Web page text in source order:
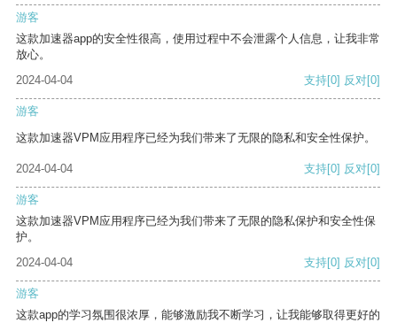
游客
这款加速器app的安全性很高，使用过程中不会泄露个人信息，让我非常
放心。
2024-04-04
支持[0] 反对[0]
游客
这款加速器VPM应用程序已经为我们带来了无限的隐私和安全性保护。
2024-04-04 支持[0] 反对[0]
游客
这款加速器VPM应用程序已经为我们带来了无限的隐私保护和安全性保
护。
2024-04-04
支持[0] 反对[0]
游客
这款app的学习氛围很浓厚，能够激励我不断学习，让我能够取得更好的